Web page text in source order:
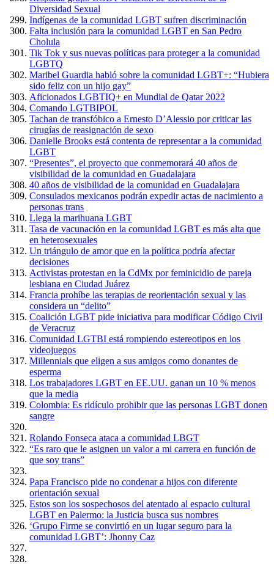
Diversidad Sexual
Indígenas de la comunidad LGBT sufren discriminación
Falta inclusión para la comunidad LGBT en San Pedro
Cholula
Tik Tok y sus nuevas políticas para proteger a la comunidad
LGBTQ
Maribel Guardia habló sobre la comunidad LGBT+: “Hubiera
sido feliz con un hijo gay”
Aficionados LGBTIQ+ en Mundial de Qatar 2022
Comando LGTBIPOL
Tachan de transfóbico a Ernesto D’Alessio por criticar las
cirugías de reasignación de sexo
Danielle Brooks está contenta de representar a la comunidad
LGBT
“Presentes”, el proyecto que conmemorará 40 años de
visibilidad de la comunidad en Guadalajara
40 años de visibilidad de la comunidad en Guadalajara
Consulados mexicanos podrán expedir actas de nacimiento a
personas trans
Llega la marihuana LGBT
Tasa de vacunación en la comunidad LGBT es más alta que
en heterosexuales
Un triángulo de amor que en la política podría afectar
decisiones
Activistas protestan en la CdMx por feminicidio de pareja
lesbiana en Ciudad Juárez
Francia prohíbe las terapias de reorientación sexual y las
considera un “delito”
Coalición LGBT pide iniciativa para modificar Código Civil
de Veracruz
Comunidad LGTBI está rompiendo estereotipos en los
videojuegos
Millennials que eligen a sus amigos como donantes de
esperma
Los trabajadores LGBT en EE.UU. ganan un 10 % menos
que la media
Colombia: Es ridículo prohibir que las personas LGBT donen
sangre
Rolando Fonseca ataca a comunidad LBGT
“Es raro que le asignen un valor a mi carrera en función de
que soy trans”
Papa Francisco pide no condenar a hijos con diferente
orientación sexual
Estos son los sospechosos del atentado al espacio cultural
LGBT en Palermo: la Justicia busca sus nombres
‘Grupo Firme se convirtió en un lugar seguro para la
comunidad LGBT’: Jhonny Caz